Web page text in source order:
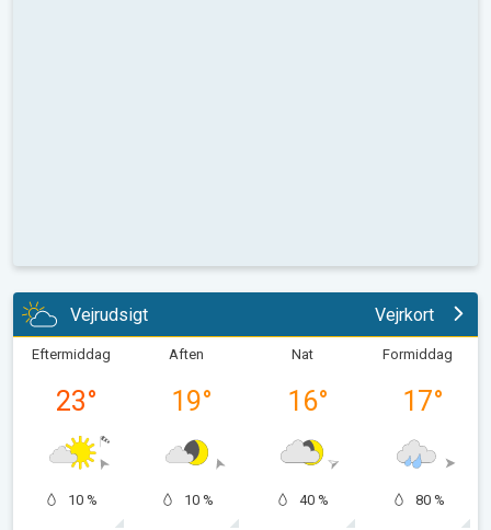
Vejrudsigt Vejrkort
Eftermiddag
23°
10 %
Aften
19°
10 %
Nat
16°
40 %
Formiddag
17°
80 %